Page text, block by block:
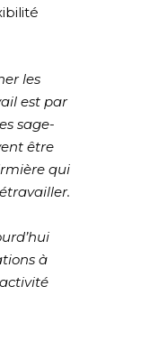
les
est par
sage-
être
qui
à